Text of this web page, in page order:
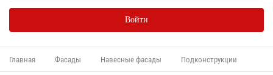
Войти
Главная Фасады Навесные фасады Подконструкции